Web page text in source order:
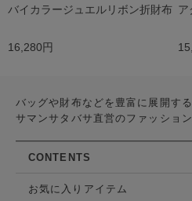
バイカラージュエルリボン折財布
16,280円
バッグや財布などを豊富に展開する
サマンサタバサ直営のファッショ
CONTENTS
お気に入りアイテム